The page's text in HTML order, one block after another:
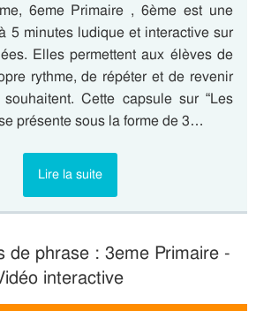
6eme Primaire , 6ème est une
5 minutes ludique et interactive sur
Elles permettent aux élèves de
rythme, de répéter et de revenir
Cette capsule sur “Les
présente sous la forme de 3…
Lire la suite
de phrase : 3eme Primaire -
interactive